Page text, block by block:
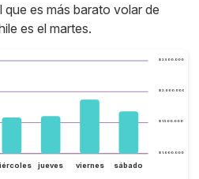
que es más barato volar de
es el martes.
$ 1.000.000
$ 1.500.000
$ 2.000.000
$ 2.500.000
jueves viernes sábado